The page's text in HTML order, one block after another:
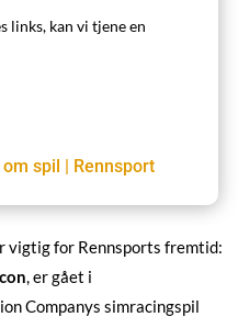
links, kan vi tjene en
spil | Rennsport
vigtig for Rennsports fremtid:
, er gået i
Companys simracingspil